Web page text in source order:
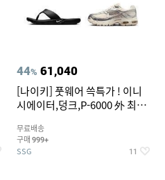
44% 61,040
[나이키] 풋웨어 쓱특가 ! 이니
시에이터,덩크,P-6000 外 최대
무료배송
구매 999+
SSG 11